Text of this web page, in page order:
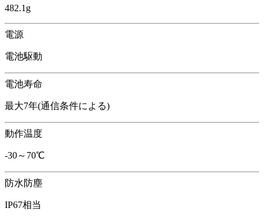
482.1g
電源
電池駆動
電池寿命
最大7年(通信条件による)
動作温度
-30～70℃
防水防塵
IP67相当